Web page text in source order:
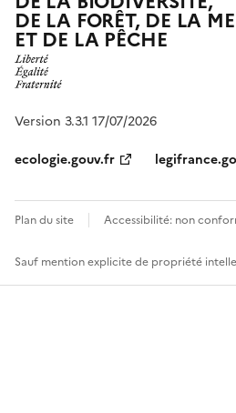
DE LA FORÊT, DE LA
ET DE LA PÊCHE
Version 3.3.1 17/07/2026
ecologie.gouv.fr
Plan du site Accessibilité: non
Sauf mention explicite de propriété